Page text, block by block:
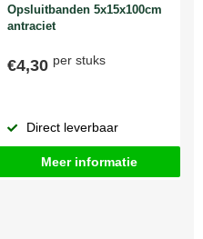
Opsluitbanden 5x15x100cm
antraciet
€4,30 per stuks
Direct leverbaar
Meer informatie